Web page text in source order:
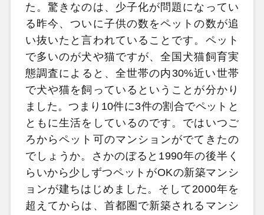
た。驚きなのは、少子化が問題になってい
る昨今、ついに子供の数をペットの数が追
い抜いたと言われていることです。ペット
で多いのが犬や猫ですが、全国犬猫飼育実
態調査によると、全世帯の内30%近い世帯
で犬や猫を飼っているということが分かり
ました。つまり10件に3件の割合でペットと
ともに生活をしているのです。ではいつご
ろからペット可のマンションがでてきたの
でしょうか。さかのぼると1990年の後半く
らいから少しずつペットがOKの新築マンシ
ョンが建ちはじめました。そして2000年を
超えてからは、首都圏で新築されるマンシ